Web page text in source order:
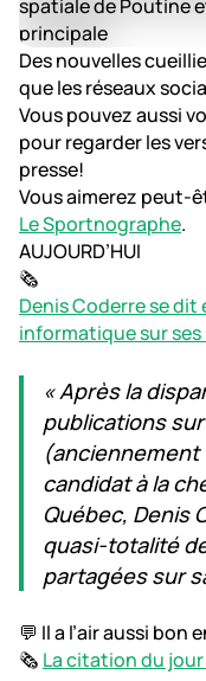
Des nouvelles
que les réseaux
Vous pouvez aussi
pour regarder les
presse!
Vous aimerez peut-
Le Sportnographe.
AUJOURD’HUI
🗞️
Denis Coderre se
informatique sur ses
« Après la
publications
(anciennement
candidat à la
Québec, Denis
quasi-totalité
partagées sur
💬 Il a l’air aussi bon
🗞️ La citation du jour